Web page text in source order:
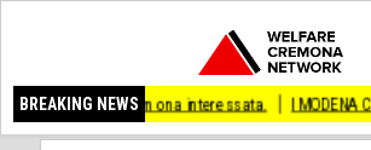
BREAKING NEWS
interessata. I MODENA CITY RAMBLERS